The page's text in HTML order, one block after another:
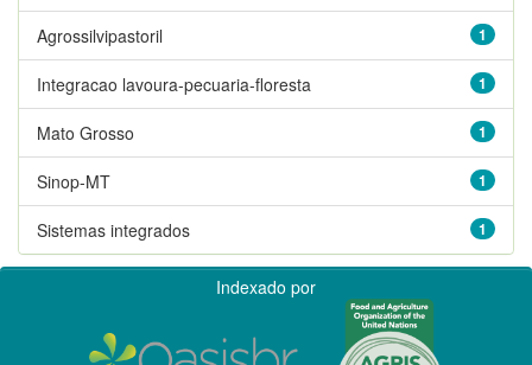
1
Agrossilvipastoril
1
Integracao lavoura-pecuaria-floresta
1
Mato Grosso
1
Sinop-MT
1
Sistemas integrados
Indexado por